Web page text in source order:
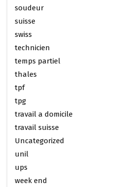
soudeur
suisse
swiss
technicien
temps partiel
thales
tpf
tpg
travail a domicile
travail suisse
Uncategorized
unil
ups
week end